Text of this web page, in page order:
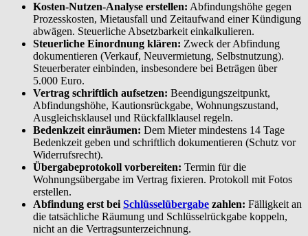
Kosten-Nutzen-Analyse erstellen: Abfindungshöhe gegen
Prozesskosten, Mietausfall und Zeitaufwand einer Kündigung
abwägen. Steuerliche Absetzbarkeit einkalkulieren.
Steuerliche Einordnung klären: Zweck der Abfindung
dokumentieren (Verkauf, Neuvermietung, Selbstnutzung).
Steuerberater einbinden, insbesondere bei Beträgen über
5.000 Euro.
Vertrag schriftlich aufsetzen: Beendigungszeitpunkt,
Abfindungshöhe, Kautionsrückgabe, Wohnungszustand,
Ausgleichsklausel und Rückfallklausel regeln.
Bedenkzeit einräumen: Dem Mieter mindestens 14 Tage
Bedenkzeit geben und schriftlich dokumentieren (Schutz vor
Widerrufsrecht).
Übergabeprotokoll vorbereiten: Termin für die
Wohnungsübergabe im Vertrag fixieren. Protokoll mit Fotos
erstellen.
Abfindung erst bei Schlüsselübergabe zahlen: Fälligkeit an
die tatsächliche Räumung und Schlüsselrückgabe koppeln,
nicht an die Vertragsunterzeichnung.